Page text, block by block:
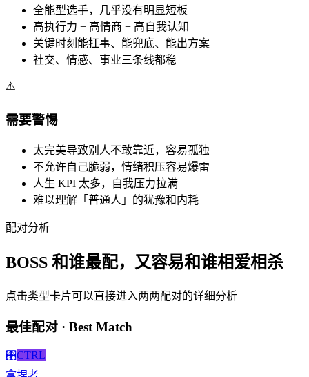
全能型选手，几乎没有明显短板
高执行力 + 高情商 + 高自我认知
关键时刻能扛事、能兜底、能出方案
社交、情感、事业三条线都稳
⚠️
需要警惕
太完美导致别人不敢靠近，容易孤独
不允许自己脆弱，情绪积压容易爆雷
人生 KPI 太多，自我压力拉满
难以理解「普通人」的犹豫和内耗
配对分析
BOSS 和谁最配，又容易和谁相爱相杀
点击类型卡片可以直接进入两两配对的详细分析
最佳配对 · Best Match
🎛️CTRL